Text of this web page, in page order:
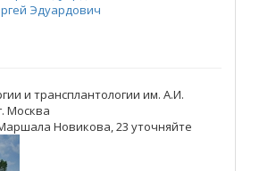
Эдуардович
и трансплантологии им. А.И.
Москва
Новикова, 23 уточняйте